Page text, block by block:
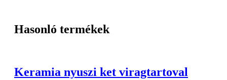
Hasonló termékek
Keramia nyuszi ket viragtartoval